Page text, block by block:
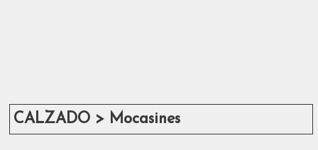
CALZADO > Mocasines